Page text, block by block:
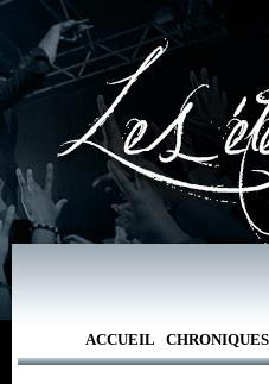
ACCUEIL CHRONIQUES